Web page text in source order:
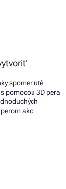
spomenuté
pomocou 3D pera
perom ako